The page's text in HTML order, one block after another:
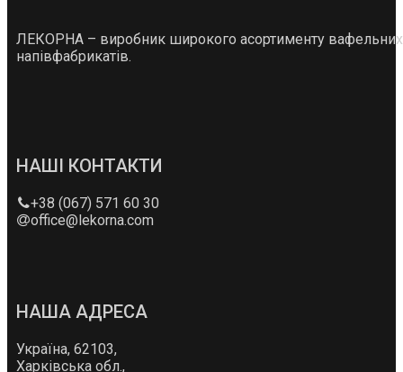
ЛЕКОРНА – виробник широкого асортименту вафельних
напівфабрикатів.
НАШІ КОНТАКТИ
+38 (067) 571 60 30
office@lekorna.com
НАША АДРЕСА
Україна, 62103,
Харківська обл.,